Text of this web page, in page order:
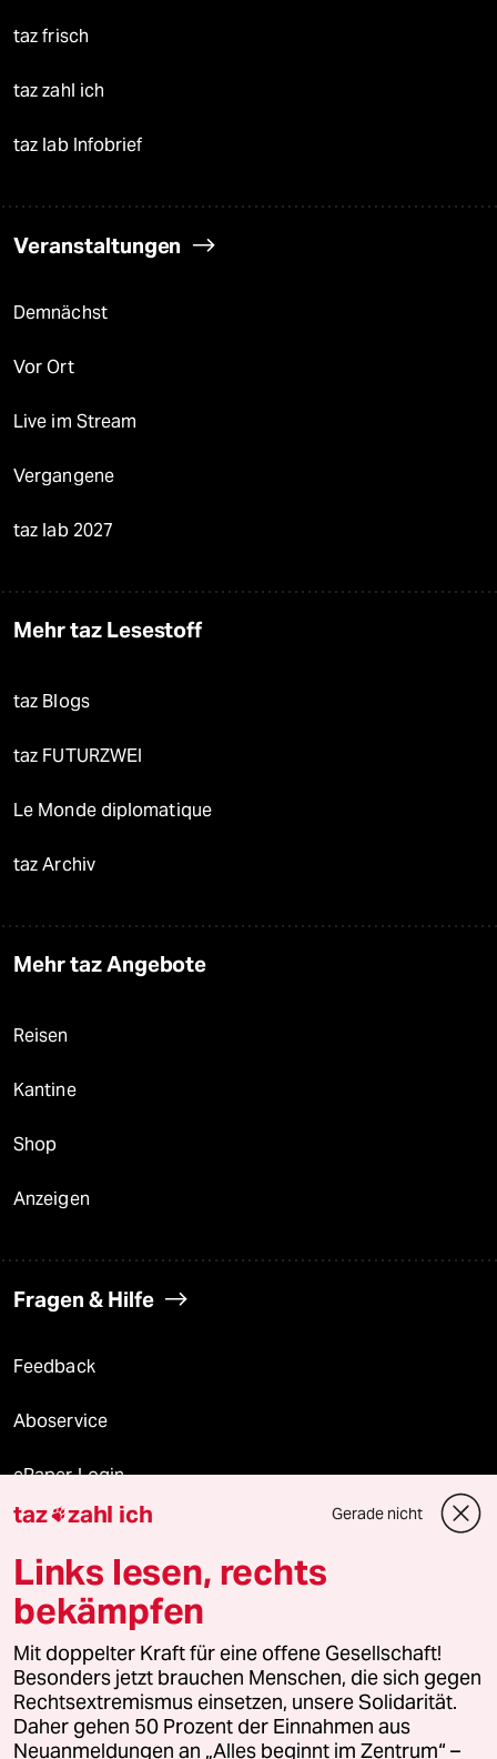
taz frisch
taz zahl ich
taz lab Infobrief
Veranstaltungen
Demnächst
Vor Ort
Live im Stream
Vergangene
taz lab 2027
Mehr taz Lesestoff
taz Blogs
taz FUTURZWEI
Le Monde diplomatique
taz Archiv
Mehr taz Angebote
Reisen
Kantine
Shop
Anzeigen
Fragen & Hilfe
Feedback
Aboservice
ePaper Login
Downloads für Abonnierende
© 2026 taz Verlags und Vertriebs GmbH
Alle Rechte vorbehalten. Bei rechtlichen Fragen oder für Genehmigungen
wenden Sie sich bitte an lizenzen@taz.de
Feedback Redaktionsstatut Kommune-Richtlinien
taz zahl ich Gerade nicht
Links lesen, rechts
bekämpfen
Mit doppelter Kraft für eine offene Gesellschaft!
Besonders jetzt brauchen Menschen, die sich gegen
Rechtsextremismus einsetzen, unsere Solidarität.
Daher gehen 50 Prozent der Einnahmen aus
Neuanmeldungen an „Alles beginnt im Zentrum“ –